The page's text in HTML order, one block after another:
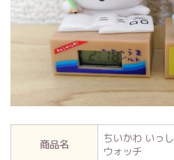
商品名
ちいかわ いっ
ウォッチ